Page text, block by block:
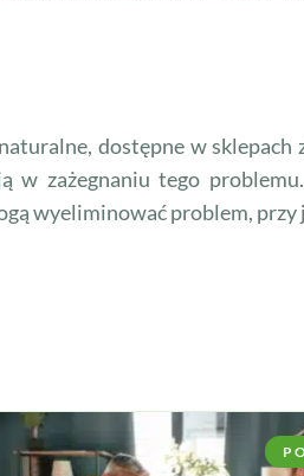
dostępne w
w zażegnaniu tego problemu.
wyeliminować problem,